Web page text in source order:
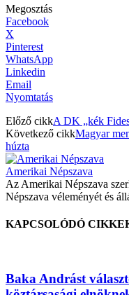
Megosztás
Facebook
X
Pinterest
WhatsApp
Linkedin
Email
Nyomtatás
Előző cikkA DK „kék
Következő cikkMagyar
húzta
Amerikai Népszava
Az Amerikai Népszava
Népszava véleményét és
KAPCSOLÓDÓ
Baka Andrást